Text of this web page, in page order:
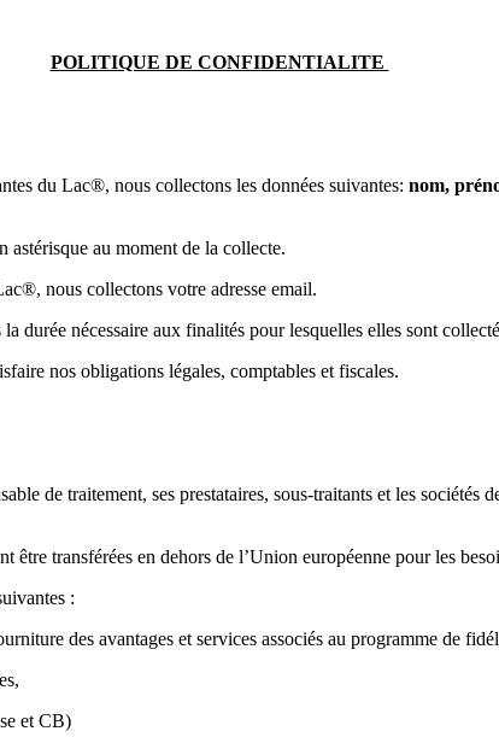
POLITIQUE DE CONFIDENTIALITE
du Lac®, nous collectons les données suivantes: nom,
au moment de la collecte.
nous collectons votre adresse email.
durée nécessaire aux finalités pour lesquelles elles sont
nos obligations légales, comptables et fiscales.
de traitement, ses prestataires, sous-traitants et les sociétés
être transférées en dehors de l’Union européenne pour les
:
des avantages et services associés au programme de
et CB)